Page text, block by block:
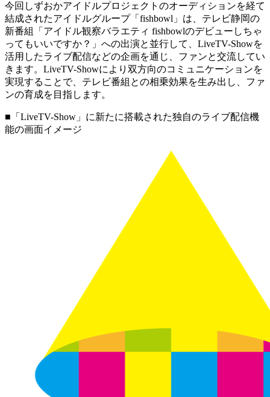
今回しずおかアイドルプロジェクトのオーディションを経て
結成されたアイドルグループ「fishbowl」は、テレビ静岡の
新番組「アイドル観察バラエティ fishbowlのデビューしちゃ
ってもいいですか？」への出演と並行して、LiveTV-Showを
活用したライブ配信などの企画を通じ、ファンと交流してい
きます。LiveTV-Showにより双方向のコミュニケーションを
実現することで、テレビ番組との相乗効果を生み出し、ファ
ンの育成を目指します。
■「LiveTV-Show」に新たに搭載された独自のライブ配信機
能の画面イメージ